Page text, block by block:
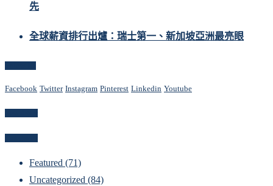
先
全球薪資排行出爐：瑞士第一、新加坡亞洲最亮眼
Facebook Twitter Instagram Pinterest Linkedin Youtube
Featured (71)
Uncategorized (84)